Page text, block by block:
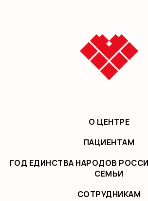
О ЦЕНТРЕ
ПАЦИЕНТАМ
ГОД ЕДИНСТВА НАРОДОВ
СЕМЬИ
СОТРУДНИКАМ